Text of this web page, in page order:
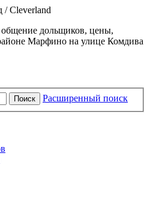
/ Cleverland
дольщиков, цены,
Марфино на улице Комдива
Поиск Расширенный поиск